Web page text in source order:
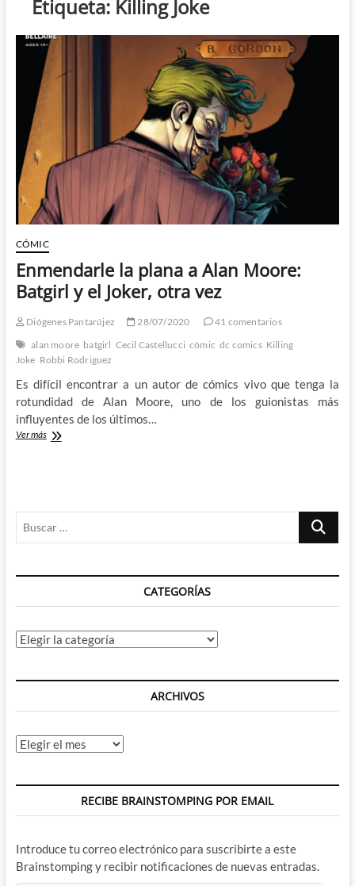
Etiqueta: Killing Joke
CÓMIC
Enmendarle la plana a Alan Moore:
Batgirl y el Joker, otra vez
Diógenes Pantarújez 28/07/2020
41 comentarios
alan moore batgirl Cecil Castellucci cómic dc comics Killing
Joke Robbi Rodriguez
Es difícil encontrar a un autor de cómics vivo que tenga la
rotundidad de Alan Moore, uno de los guionistas más
influyentes de los últimos…
Ver másEnmendarle
y
otra
Buscar
CATEGORÍAS
Categorías
ARCHIVOS
Archivos
RECIBE BRAINSTOMPING POR EMAIL
Introduce tu correo electrónico para suscribirte a este
Brainstomping y recibir notificaciones de nuevas entradas.